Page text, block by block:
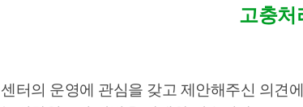
고충처
센터의 운영에 관심을 갖고 제안해주신 의견